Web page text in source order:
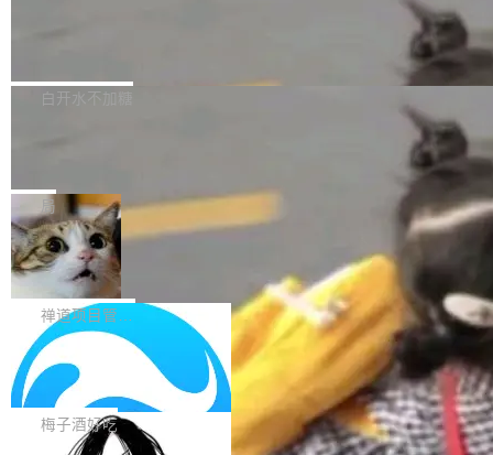
模型 API 调用服务，用户无需繁琐环境配置，一
绝遍历绝对符号链接的容器路径，例如/var/run -
更新说明：https://github.com/moby/...
计语言和 React 组件库。Ant Design 6.5.3 现
ut.OTP 的 mask 为 true 时仍显示原始值的问
题。#58805 修复 Input.TextArea 调整大小手柄
在触摸设备上显示为小圆点的问题。#58812 Ty
pography 优化 Typography 省略提示在大列表
中的渲染性能。#58806 修复 Typography...
白开水不加糖
比它便宜的。 Artificial Analysis 更新了 DeepS
eek V4 Flash 0731 的完整评测。一张 Intellige
nce Index vs Cost per Task 的散点图上，13
个模型排成一列，V4 Flash 贴着底部：$0.03
一次任务。 V4 Flash 的 Intelligence Index 得
分 50，在 101 个模型中排第 3。排在它前面
的：Claude Opus 5（61 分）、Claude Fable
5（60 分）、GPT-5.6 Sol（59 分）、Kimi K3
（57 分）、Grok 4...
局
禅道开源版 22.4 发布，内置 DevOps4.
0 正式版，提供从代码提交到交付的全
生命周期的管理能力
大家好， 禅道开源版22.4发布啦！本次发布我们
带来了DevOps4.0系列的首个正式版本。 DevO
ps4.0内置与禅道DevOps专业版同源的代码管理
核心，依托于全自研的GitFox代码托管引擎，我
们提供了从代码提交到交付的全生命周期的管理
能力。同时，我们 对禅道DevOps现有底层代码
进行了革命性的重构，为后续AI辅助编程、智能
Solon 的 10 种 HTTP 服务器：改一行
依赖，换一个引擎
用 Solon 做线上项目有一阵子了，有个点总让新
接触的人觉得意外：服务器引擎是让你选的。 S
olon 内核约 0.3MB，不内置固定的 HTTP 服务
梅子酒好吃